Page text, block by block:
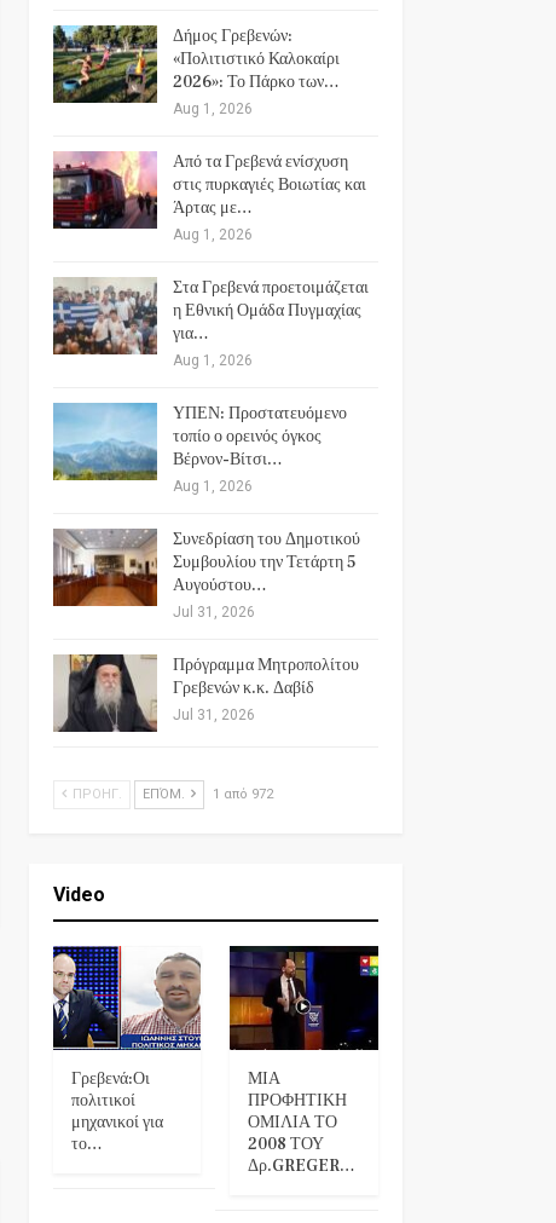
Δήμος Γρεβενών:
«Πολιτιστικό Καλοκαίρι
2026»: Το Πάρκο των…
Aug 1, 2026
Από τα Γρεβενά ενίσχυση
στις πυρκαγιές Βοιωτίας και
Άρτας με…
Aug 1, 2026
Στα Γρεβενά προετοιμάζεται
η Εθνική Ομάδα Πυγμαχίας
για…
Aug 1, 2026
ΥΠΕΝ: Προστατευόμενο
τοπίο ο ορεινός όγκος
Βέρνον-Βίτσι…
Aug 1, 2026
Συνεδρίαση του Δημοτικού
Συμβουλίου την Τετάρτη 5
Αυγούστου…
Jul 31, 2026
Πρόγραμμα Μητροπολίτου
Γρεβενών κ.κ. Δαβίδ
Jul 31, 2026
ΠΡΟΗΓ. ΕΠΌΜ. 1 από 972
Video
Γρεβενά:Οι
πολιτικοί
μηχανικοί για
το…
ΜΙΑ
ΠΡΟΦΗΤΙΚΗ
ΟΜΙΛΙΑ ΤΟ
2008 ΤΟΥ
Δρ.GREGER…